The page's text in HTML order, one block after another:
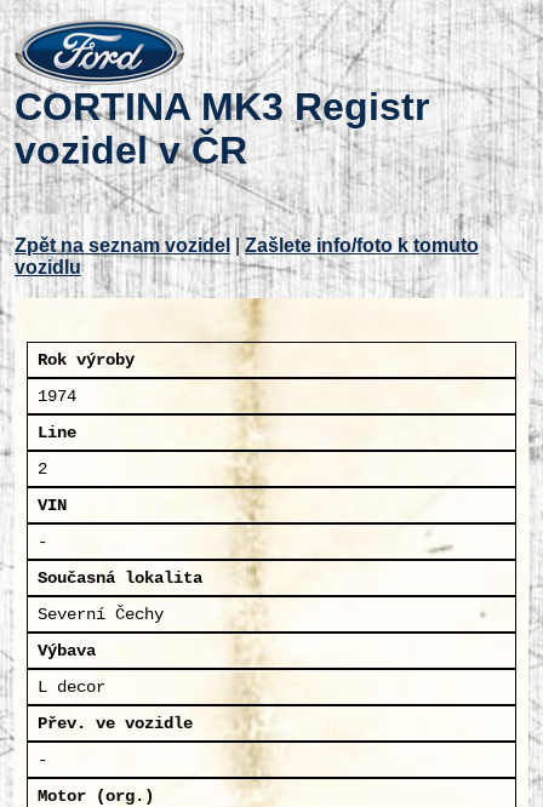
CORTINA MK3 Registr
vozidel v ČR
Zpět na seznam vozidel
Zašlete info/foto k tomuto
vozidlu
Rok výroby
1974
Line
2
VIN
-
Současná lokalita
Severní Čechy
Výbava
L decor
Přev. ve vozidle
-
Motor (org.)